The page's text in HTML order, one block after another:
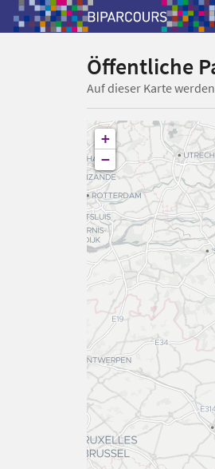
Öffentliche
Auf dieser Karte
+
−